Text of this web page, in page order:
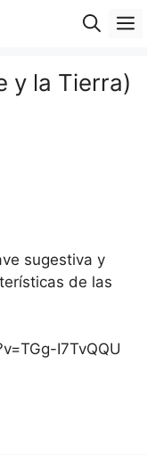
y la Tierra)
sugestiva y
de las
I7TvQQU